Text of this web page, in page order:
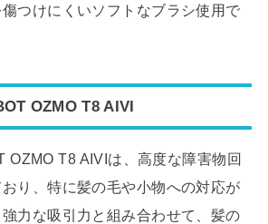
つけにくいソフトなブラシ使用で
OZMO T8 AIVI
OZMO T8 AIVIは、高度な障害物回
り、特に髪の毛や小物への対応が
力な吸引力と組み合わせて、髪の